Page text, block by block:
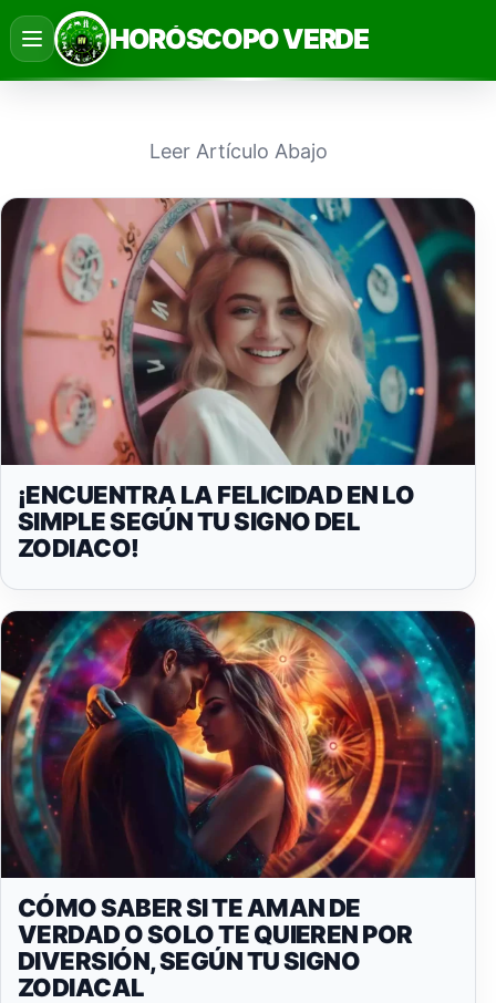
Saltar
al
contenido
HORÓSCOPO VERDE
Leer Artículo Abajo
¡ENCUENTRA LA FELICIDAD EN LO
SIMPLE SEGÚN TU SIGNO DEL
ZODIACO!
CÓMO SABER SI TE AMAN DE
VERDAD O SOLO TE QUIEREN POR
DIVERSIÓN, SEGÚN TU SIGNO
ZODIACAL